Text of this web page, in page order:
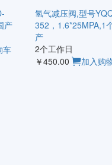
产
车
氢气减压阀,型号
352，1.6*25MPA,1
产
2个工作日
￥450.00
加入购